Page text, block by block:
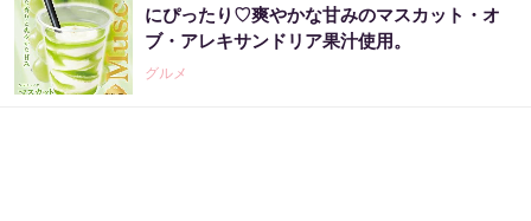
にぴったり♡爽やかな甘みのマスカット・オ
ブ・アレキサンドリア果汁使用。
グルメ